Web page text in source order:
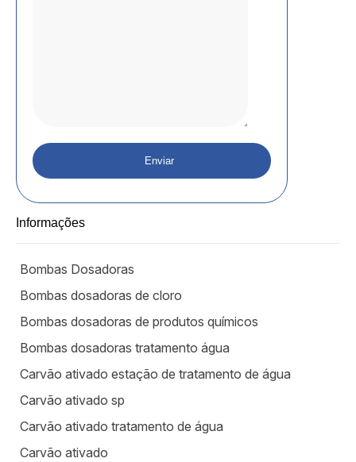
Informações
Bombas Dosadoras
Bombas dosadoras de cloro
Bombas dosadoras de produtos químicos
Bombas dosadoras tratamento água
Carvão ativado estação de tratamento de água
Carvão ativado sp
Carvão ativado tratamento de água
Carvão ativado